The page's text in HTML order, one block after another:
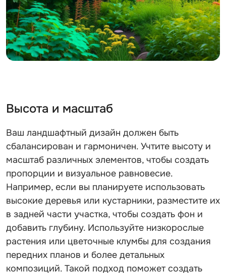
Высота и масштаб
Ваш ландшафтный дизайн должен быть
сбалансирован и гармоничен. Учтите высоту и
масштаб различных элементов, чтобы создать
пропорции и визуальное равновесие.
Например, если вы планируете использовать
высокие деревья или кустарники, разместите их
в задней части участка, чтобы создать фон и
добавить глубину. Используйте низкорослые
растения или цветочные клумбы для создания
передних планов и более детальных
композиций. Такой подход поможет создать